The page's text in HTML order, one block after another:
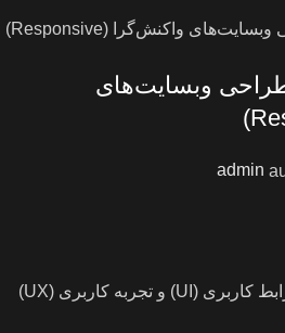
وبسایت‌های
admin